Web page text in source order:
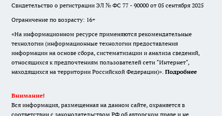
Свидетельство о регистрации ЭЛ № ФС 77 - 90000 от 05 сентября 2025
Ограничение по возрасту: 16+
«На информационном ресурсе применяются рекомендательные
технологии (информационные технологии предоставления
информации на основе сбора, систематизации и анализа сведений,
относящихся к предпочтениям пользователей сети "Интернет",
находящихся на территории Российской Федерации)». Подробнее
Внимание!
Вся информация, размещенная на данном сайте, охраняется в
соответствии с законодательством РФ об авторском праве и не